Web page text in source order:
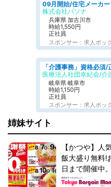
株式会社パソナ
兵庫県 加古川市
時給1,550円
正社員
スポンサー：求人ボッ
岐阜県 岐阜市
時給1,150円
正社員
スポンサー：求人ボッ
姉妹サイト
【かつや】人
飯大盛り無料!
日まで開催中。